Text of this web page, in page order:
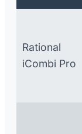
Rational
iCombi Pro